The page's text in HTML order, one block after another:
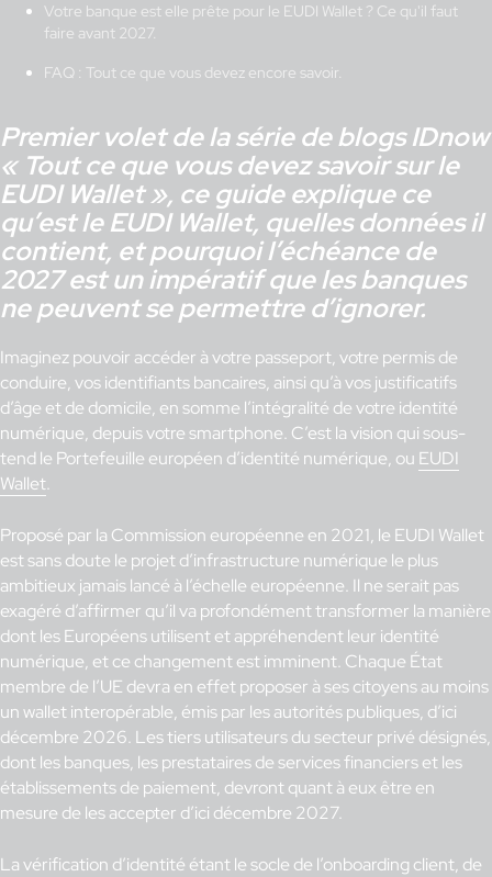
Votre banque est elle prête pour le EUDI Wallet ? Ce qu'il faut
faire avant 2027.
FAQ : Tout ce que vous devez encore savoir.
Premier volet de la série de blogs IDnow
« Tout ce que vous devez savoir sur le
EUDI Wallet », ce guide explique ce
qu’est le EUDI Wallet, quelles données il
contient, et pourquoi l’échéance de
2027 est un impératif que les banques
ne peuvent se permettre d’ignorer.
Imaginez pouvoir accéder à votre passeport, votre permis de
conduire, vos identifiants bancaires, ainsi qu’à vos justificatifs
d’âge et de domicile, en somme l’intégralité de votre identité
numérique, depuis votre smartphone. C’est la vision qui sous-
tend le Portefeuille européen d’identité numérique, ou EUDI
Wallet.
Proposé par la Commission européenne en 2021, le EUDI Wallet
est sans doute le projet d’infrastructure numérique le plus
ambitieux jamais lancé à l’échelle européenne. Il ne serait pas
exagéré d’affirmer qu’il va profondément transformer la manière
dont les Européens utilisent et appréhendent leur identité
numérique, et ce changement est imminent. Chaque État
membre de l’UE devra en effet proposer à ses citoyens au moins
un wallet interopérable, émis par les autorités publiques, d’ici
décembre 2026. Les tiers utilisateurs du secteur privé désignés,
dont les banques, les prestataires de services financiers et les
établissements de paiement, devront quant à eux être en
mesure de les accepter d’ici décembre 2027.
La vérification d’identité étant le socle de l’onboarding client, de